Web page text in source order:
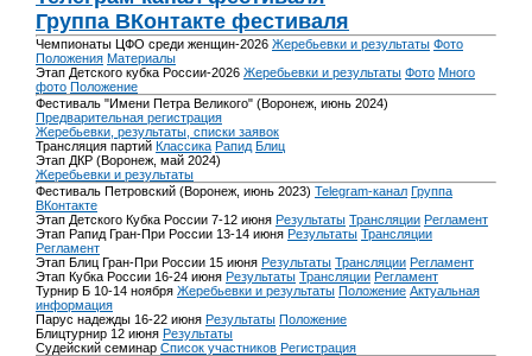
Группа ВКонтакте фестиваля
Чемпионаты ЦФО среди женщин-2026 Жеребьевки и результаты Фото
Положения Материалы
Этап Детского кубка России-2026 Жеребьевки и результаты Фото Много
фото Положение
Фестиваль "Имени Петра Великого" (Воронеж, июнь 2024)
Предварительная регистрация
Жеребьевки, результаты, списки заявок
Трансляция партий Классика Рапид Блиц
Этап ДКР (Воронеж, май 2024)
Жеребьевки и результаты
Фестиваль Петровский (Воронеж, июнь 2023) Telegram-канал Группа
ВКонтакте
Этап Детского Кубка России 7-12 июня Результаты Трансляции Регламент
Этап Рапид Гран-При России 13-14 июня Результаты Трансляции
Регламент
Этап Блиц Гран-При России 15 июня Результаты Трансляции Регламент
Этап Кубка России 16-24 июня Результаты Трансляции Регламент
Турнир Б 10-14 ноября Жеребьевки и результаты Положение Актуальная
информация
Парус надежды 16-22 июня Результаты Положение
Блицтурнир 12 июня Результаты
Судейский семинар Список участников Регистрация